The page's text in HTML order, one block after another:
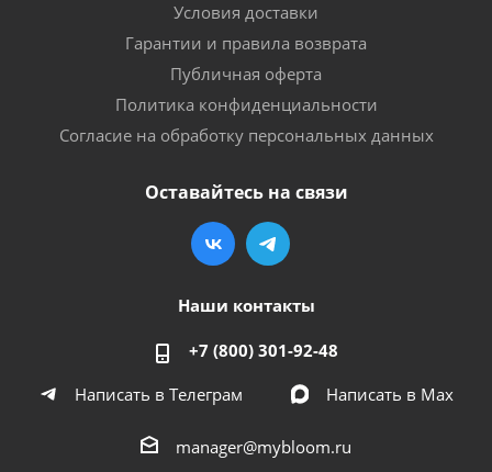
Условия доставки
Гарантии и правила возврата
Публичная оферта
Политика конфиденциальности
Согласие на обработку персональных данных
Оставайтесь на связи
Наши контакты
+7 (800) 301-92-48
Написать в Телеграм
Написать в Мах
manager@mybloom.ru